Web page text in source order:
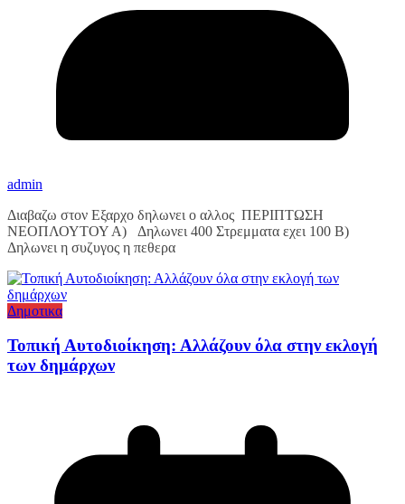
admin
Διαβαζω στον Εξαρχο δηλωνει ο αλλος ΠΕΡΙΠΤΩΣΗ
ΝΕΟΠΛΟΥΤΟΥ Α) Δηλωνει 400 Στρεμματα εχει 100 Β)
Δηλωνει η συζυγος η πεθερα
Δημοτικα
Τοπική Αυτοδιοίκηση: Αλλάζουν όλα στην εκλογή
των δημάρχων